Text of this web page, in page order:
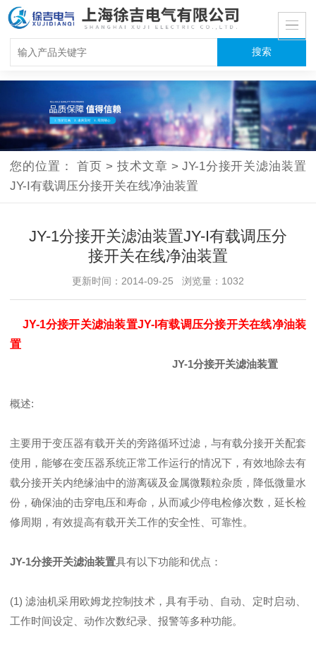
您的位置：首页 > 技术文章 > JY-1分接开关滤油装置
JY-I有载调压分接开关在线净油装置
JY-1分接开关滤油装置JY-I有载调压分
接开关在线净油装置
更新时间：2014-09-25 浏览量：1032
JY-1分接开关滤油装置JY-I有载调压分接开关在线净油装
置
JY-1分接开关滤油装置
概述:
主要用于变压器有载开关的旁路循环过滤，与有载分接开关配套
使用，能够在变压器系统正常工作运行的情况下，有效地除去有
载分接开关内绝缘油中的游离碳及金属微颗粒杂质，降低微量水
份，确保油的击穿电压和寿命，从而减少停电检修次数，延长检
修周期，有效提高有载开关工作的安全性、可靠性。
JY-1分接开关滤油装置具有以下功能和优点：
(1) 滤油机采用欧姆龙控制技术，具有手动、自动、定时启动、
工作时间设定、动作次数纪录、报警等多种功能。